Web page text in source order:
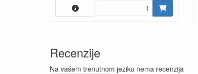
Recenzije
Na vašem trenutnom jeziku nema recenzija